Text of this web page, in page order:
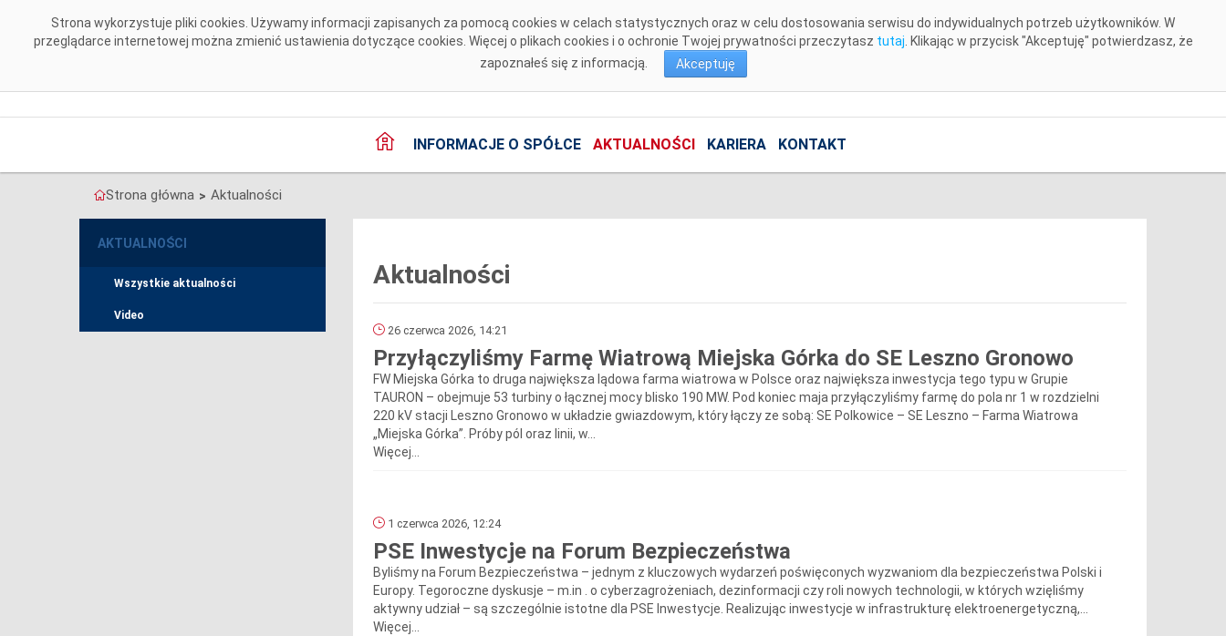
Strona wykorzystuje pliki cookies. Używamy informacji zapisanych za pomocą cookies w celach statystycznych oraz w celu dostosowania serwisu do indywidualnych potrzeb użytkowników. W
przeglądarce internetowej można zmienić ustawienia dotyczące cookies. Więcej o plikach cookies i o ochronie Twojej prywatności przeczytasz tutaj . Klikając w przycisk "Akceptuję" potwierdzasz, że
zapoznałeś się z informacją.
Akceptuję
INFORMACJE O SPÓŁCE AKTUALNOŚCI KARIERA KONTAKT
Strona główna > Aktualności
AKTUALNOŚCI
Wszystkie aktualności
Video
Aktualności
26 czerwca 2026, 14:21
Przyłączyliśmy Farmę Wiatrową Miejska Górka do SE Leszno Gronowo
FW Miejska Górka to druga największa lądowa farma wiatrowa w Polsce oraz największa inwestycja tego typu w Grupie
TAURON – obejmuje 53 turbiny o łącznej mocy blisko 190 MW. Pod koniec maja przyłączyliśmy farmę do pola nr 1 w rozdzielni
220 kV stacji Leszno Gronowo w układzie gwiazdowym, który łączy ze sobą: SE Polkowice – SE Leszno – Farma Wiatrowa
„Miejska Górka”. Próby pól oraz linii, w...
Więcej...
1 czerwca 2026, 12:24
PSE Inwestycje na Forum Bezpieczeństwa
Byliśmy na Forum Bezpieczeństwa – jednym z kluczowych wydarzeń poświęconych wyzwaniom dla bezpieczeństwa Polski i
Europy. Tegoroczne dyskusje – m.in . o cyberzagrożeniach, dezinformacji czy roli nowych technologii, w których wzięliśmy
aktywny udział – są szczególnie istotne dla PSE Inwestycje. Realizując inwestycje w infrastrukturę elektroenergetyczną,...
Więcej...